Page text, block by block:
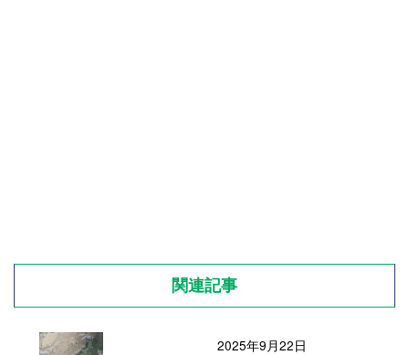
関連記事
2025年9月22日